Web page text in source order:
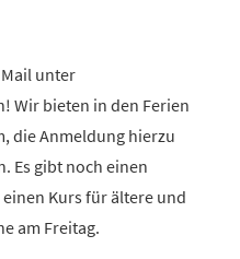
unter
Wir bieten in den Ferien
die Anmeldung hierzu
Es gibt noch einen
Kurs für ältere und
am Freitag.